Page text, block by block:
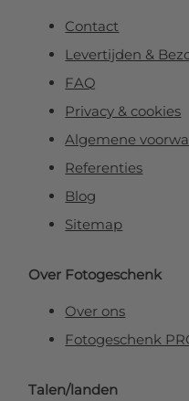
Contact
Levertijden &
FAQ
Privacy & cookies
Algemene
Referenties
Blog
Sitemap
Over Fotogeschenk
Over ons
Fotogeschenk
Talen/landen